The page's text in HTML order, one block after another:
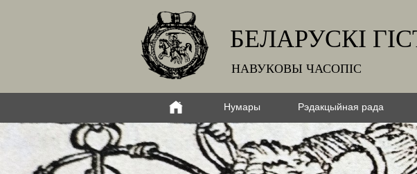
БЕЛАРУСКІ
НАВУКОВЫ ЧАСОПІС
Нумары Рэдакцыйная рада